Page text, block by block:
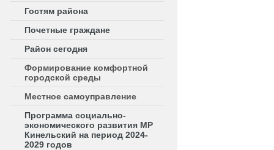
Гостям района
Почетные граждане
Район сегодня
Формирование комфортной
городской среды
Местное самоуправление
Программа социально-
экономического развития МР
Кинельский на период 2024-
2029 годов